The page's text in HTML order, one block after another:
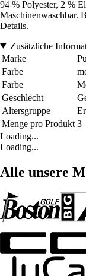
94 % Polyester, 2 %
Maschinenwaschbar.
Details.
Zusätzliche
Marke
Farbe
Farbe
Geschlecht
Altersgruppe
Menge pro Produkt 3
Loading...
Loading...
Alle unsere